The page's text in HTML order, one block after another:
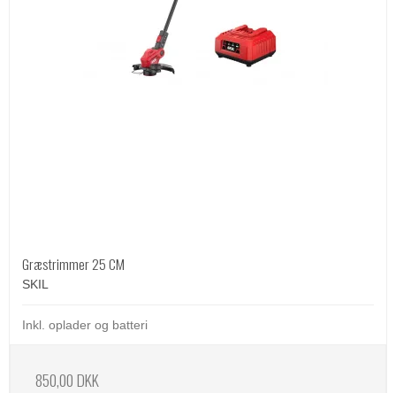
Græstrimmer 25 CM
SKIL
Inkl. oplader og batteri
850,00 DKK